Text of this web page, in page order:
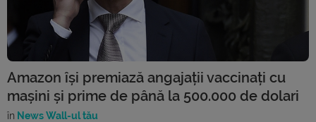
Amazon își premiază angajații vaccinați cu
mașini și prime de până la 500.000 de dolari
în News Wall-ul tău